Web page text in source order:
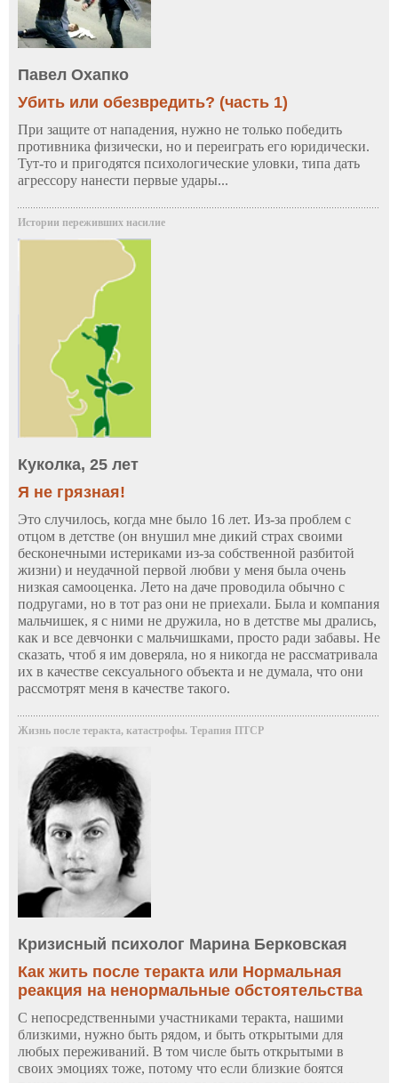
Павел Охапко
Убить или обезвредить? (часть 1)
При защите от нападения, нужно не только победить
противника физически, но и переиграть его юридически.
Тут-то и пригодятся психологические уловки, типа дать
агрессору нанести первые удары...
Истории переживших насилие
Куколка, 25 лет
Я не грязная!
Это случилось, когда мне было 16 лет. Из-за проблем с
отцом в детстве (он внушил мне дикий страх своими
бесконечными истериками из-за собственной разбитой
жизни) и неудачной первой любви у меня была очень
низкая самооценка. Лето на даче проводила обычно с
подругами, но в тот раз они не приехали. Была и компания
мальчишек, я с ними не дружила, но в детстве мы дрались,
как и все девчонки с мальчишками, просто ради забавы. Не
сказать, чтоб я им доверяла, но я никогда не рассматривала
их в качестве сексуального объекта и не думала, что они
рассмотрят меня в качестве такого.
Жизнь после теракта, катастрофы. Терапия ПТСР
Кризисный психолог Марина Берковская
Как жить после теракта или Нормальная
реакция на ненормальные обстоятельства
С непосредственными участниками теракта, нашими
близкими, нужно быть рядом, и быть открытыми для
любых переживаний. В том числе быть открытыми в
своих эмоциях тоже, потому что если близкие боятся